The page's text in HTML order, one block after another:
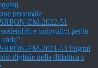
personale
EM-2022-51
e innovativi per le
ciclo”
EM-2021-53 Digital
digitale nella didattica e